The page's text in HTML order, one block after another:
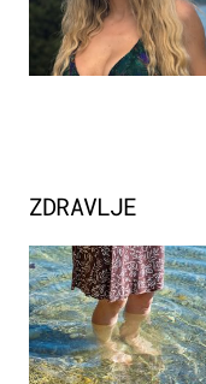
ZDRAVLJE